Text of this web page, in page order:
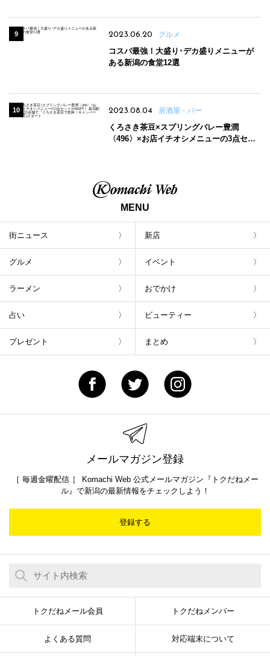
2023.06.20 グルメ
コスパ最強！大盛り･デカ盛りメニューが
ある新潟の食堂12選
2023.08.04 居酒屋・バー
くろさき茶豆×スプリングバレー豊潤
〈496〉×お店イチオシメニューの3点セッ
MENU
街ニュース 新店
グルメ イベント
ラーメン おでかけ
占い ビューティー
プレゼント まとめ
メールマガジン登録
［ 毎週金曜配信 ］ Komachi Web 公式メールマガジン『トクだねメー
ル』で新潟の最新情報をチェックしよう！
登録する
トクだねメール会員 トクだねメンバー
よくある質問 対応端末について